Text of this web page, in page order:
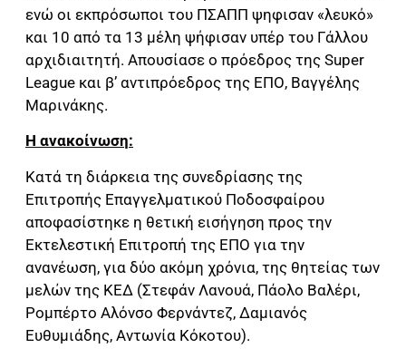
ενώ οι εκπρόσωποι του ΠΣΑΠΠ ψηφισαν «λευκό»
και 10 από τα 13 μέλη ψήφισαν υπέρ του Γάλλου
αρχιδιαιτητή. Απουσίασε ο πρόεδρος της Super
League και β’ αντιπρόεδρος της ΕΠΟ, Βαγγέλης
Μαρινάκης.
Η ανακοίνωση:
Κατά τη διάρκεια της συνεδρίασης της
Επιτροπής Επαγγελματικού Ποδοσφαίρου
αποφασίστηκε η θετική εισήγηση προς την
Εκτελεστική Επιτροπή της ΕΠΟ για την
ανανέωση, για δύο ακόμη χρόνια, της θητείας των
μελών της ΚΕΔ (Στεφάν Λανουά, Πάολο Βαλέρι,
Ρομπέρτο Αλόνσο Φερνάντεζ, Δαμιανός
Ευθυμιάδης, Αντωνία Κόκοτου).